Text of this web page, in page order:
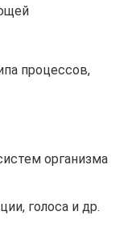
процессов,
организма
голоса и др.